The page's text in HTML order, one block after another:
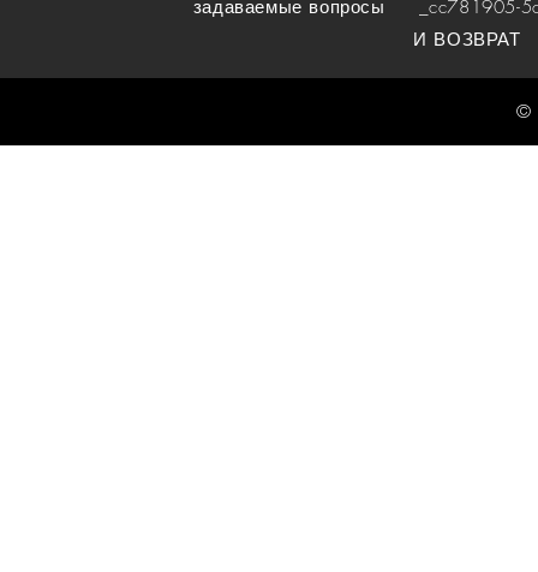
задаваемые вопросы _cc781905-
И ВОЗВРАТ
©